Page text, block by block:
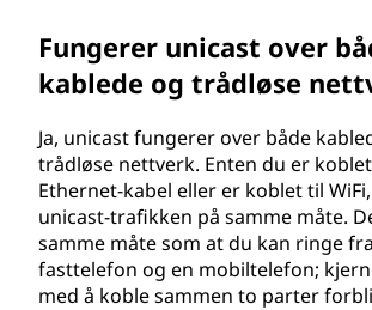
Fungerer unicast over
kablede og trådløse
Ja, unicast fungerer over både
trådløse nettverk. Enten du er
Ethernet-kabel eller er koblet til
unicast-trafikken på samme måte.
samme måte som at du kan ringe
fasttelefon og en mobiltelefon;
med å koble sammen to parter